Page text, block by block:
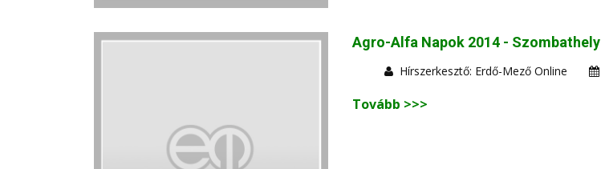
Agro-Alfa Napok 2014 - Szombathely
Hírszerkesztő: Erdő-Mező Online
Tovább >>>